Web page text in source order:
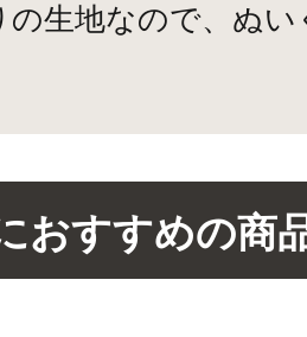
の生地なので、ぬ
おすすめの商